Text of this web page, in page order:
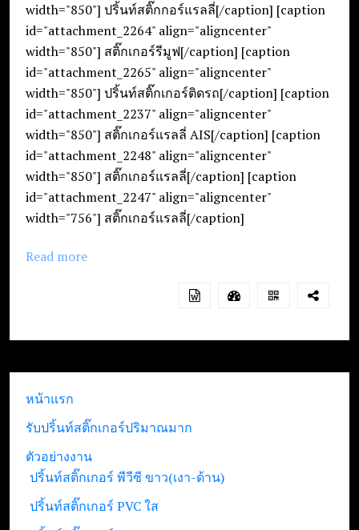
width="850"] ปริ้นท์สติ๊กกอร์แรลลี่[/caption] [caption
id="attachment_2264" align="aligncenter"
width="850"] สติ๊กเกอร์รีมูฟ[/caption] [caption
id="attachment_2265" align="aligncenter"
width="850"] ปริ้นท์สติ๊กเกอร์ติดรถ[/caption] [caption
id="attachment_2237" align="aligncenter"
width="850"] สติ๊กเกอร์แรลลี่ AIS[/caption] [caption
id="attachment_2248" align="aligncenter"
width="850"] สติ๊กเกอร์แรลลี่[/caption] [caption
id="attachment_2247" align="aligncenter"
width="756"] สติ๊กเกอร์แรลลี่[/caption]
Read more
หน้าแรก
รับปริ้นท์สติ๊กเกอร์ปริมาณมาก
ตัวอย่างงาน
ปริ้นท์สติ๊กเกอร์ พีวีซี ขาว(เงา-ด้าน)
ปริ้นท์สติ๊กเกอร์ PVC ใส